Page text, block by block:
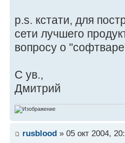
p.s. кстати, для
сети лучшего
вопросу о
С ув.,
Дмитрий
rusblood » 05 окт 2004,